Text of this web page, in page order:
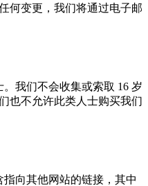
何变更，我们将通过电子邮
我们不会收集或索取 16 岁
也不允许此类人士购买我们
指向其他网站的链接，其中